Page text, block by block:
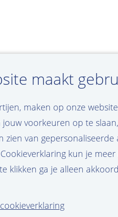
maakt
maken op onze
voorkeuren op te
zien van
kun je
te klikken ga je alleen